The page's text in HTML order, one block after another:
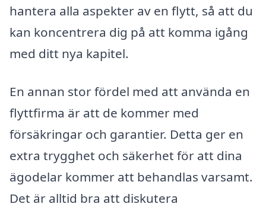
hantera alla aspekter av en flytt, så att du
kan koncentrera dig på att komma igång
med ditt nya kapitel.
En annan stor fördel med att använda en
flyttfirma är att de kommer med
försäkringar och garantier. Detta ger en
extra trygghet och säkerhet för att dina
ägodelar kommer att behandlas varsamt.
Det är alltid bra att diskutera